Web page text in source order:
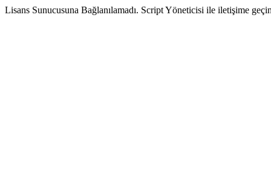
Lisans Sunucusuna Bağlanılamadı. Script Yöneticisi ile iletişime